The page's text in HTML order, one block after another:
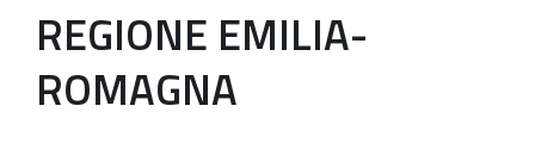
REGIONE EMILIA-
ROMAGNA